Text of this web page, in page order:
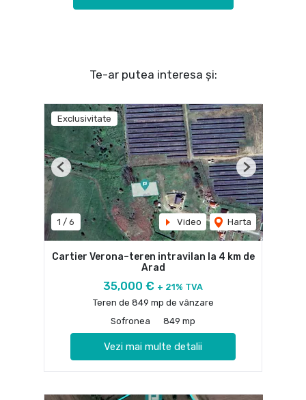
Te-ar putea interesa și:
Exclusivitate
1 / 6 Video Harta
Previous Next
Cartier Verona–teren intravilan la 4 km de
Arad
35,000 € + 21% TVA
Teren de 849 mp de vânzare
Sofronea
849 mp
Vezi mai multe detalii